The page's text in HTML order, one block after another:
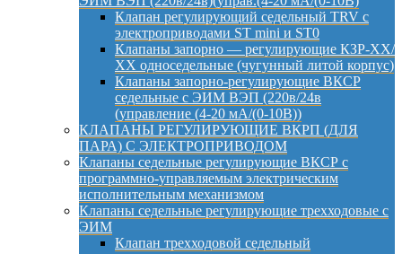
Клапан регулирующий седельный TRV с
электроприводами ST mini и ST0
Клапаны запорно — регулирующие КЗР-ХХ/
ХХ односедельные (чугунный литой корпус)
Клапаны запорно-регулирующие ВКСР
седельные с ЭИМ ВЭП (220в/24в
(управление (4-20 мА/(0-10В))
КЛАПАНЫ РЕГУЛИРУЮЩИЕ ВКРП (ДЛЯ
ПАРА) С ЭЛЕКТРОПРИВОДОМ
Клапаны седельные регулирующие ВКСР с
программно-управляемым электрическим
исполнительным механизмом
Клапаны седельные регулирующие трехходовые с
ЭИМ
Клапан трехходовой седельный